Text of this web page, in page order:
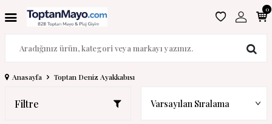
0
Anasayfa Toptan Deniz Ayakkabısı
Filtre